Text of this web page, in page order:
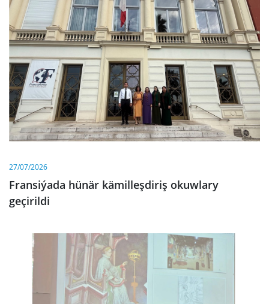
27/07/2026
Fransiýada hünär kämilleşdiriş okuwlary
geçirildi